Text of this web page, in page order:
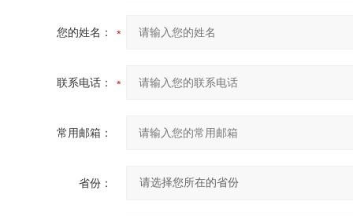
您的姓名：
联系电话：
常用邮箱：
省份：